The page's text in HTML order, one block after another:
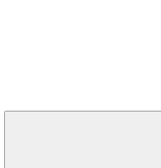
美、欧引进的各类型高精度加工中
一体机及一系列品质检测仪。我们
度可达0.05mm， 高精度车铣一体
/月， 塑胶喷嘴产能：50万个/月，